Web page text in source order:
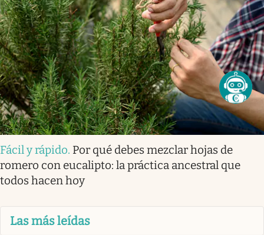
Fácil y rápido. Por qué debes mezclar hojas de
romero con eucalipto: la práctica ancestral que
todos hacen hoy
Las más leídas